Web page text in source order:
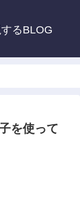
るBLOG
を使って